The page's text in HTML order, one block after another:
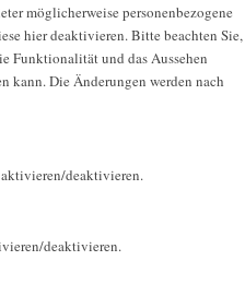
möglicherweise personenbezogene
hier deaktivieren. Bitte beachten Sie,
Funktionalität und das Aussehen
kann. Die Änderungen werden nach
deaktivieren.
deaktivieren.